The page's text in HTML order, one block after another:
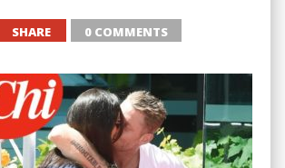
SHARE 0 COMMENTS